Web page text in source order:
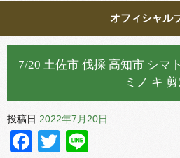
オフィシャル
7/20 土佐市 伐採 高知市 シマ
ミノ キ 剪
投稿日 2022年7月20日
Facebook
Twitter